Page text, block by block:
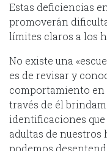
Estas deficiencias
promoverán
límites claros a los
No existe una
es de revisar y
comportamiento en
través de él
identificaciones
adultas de nuestros
podemos